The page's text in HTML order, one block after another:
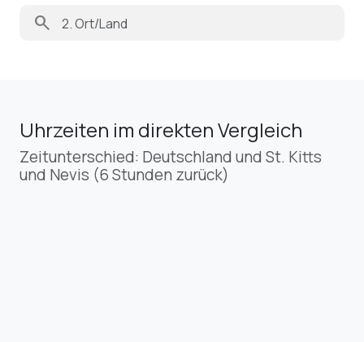
search
Uhrzeiten im direkten Vergleich
Zeitunterschied: Deutschland und St. Kitts
und Nevis (6 Stunden zurück)